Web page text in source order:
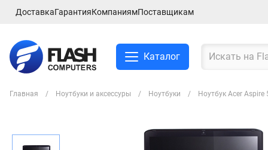
ДоставкаГарантияКомпаниямПоставщикам
Каталог
Главная Ноутбуки и аксессуры Ноутбуки Ноутбук Acer